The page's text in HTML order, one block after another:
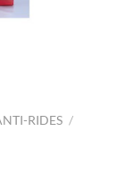
RIDES /